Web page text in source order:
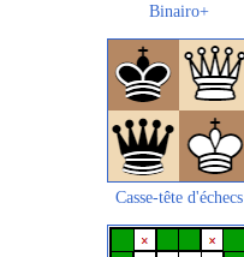
Binairo+
Casse-tête d'échecs